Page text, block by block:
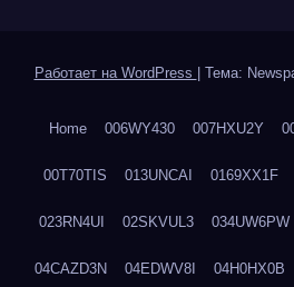
Работает на WordPress Тема:
Home 006WY430 007HXU2Y
00T70TIS 013UNCAI 0169XX1F
023RN4UI 02SKVUL3 034UW6PW
04CAZD3N 04EDWV8I 04H0HX0B